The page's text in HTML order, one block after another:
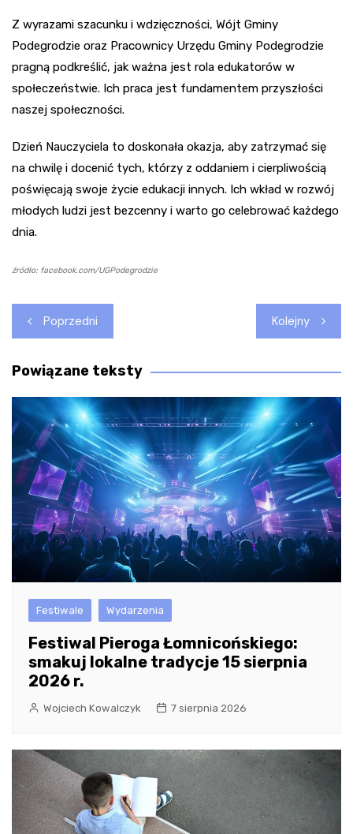
Z wyrazami szacunku i wdzięczności, Wójt Gminy
Podegrodzie oraz Pracownicy Urzędu Gminy Podegrodzie
pragną podkreślić, jak ważna jest rola edukatorów w
społeczeństwie. Ich praca jest fundamentem przyszłości
naszej społeczności.
Dzień Nauczyciela to doskonała okazja, aby zatrzymać się
na chwilę i docenić tych, którzy z oddaniem i cierpliwością
poświęcają swoje życie edukacji innych. Ich wkład w rozwój
młodych ludzi jest bezcenny i warto go celebrować każdego
dnia.
źródło: facebook.com/UGPodegrodzie
Nawigacja
wpisu
Poprzedni Kolejny
Powiązane teksty
Festiwale Wydarzenia
Festiwal Pieroga Łomnicońskiego:
smakuj lokalne tradycje 15 sierpnia
2026 r.
Wojciech Kowalczyk 7 sierpnia 2026